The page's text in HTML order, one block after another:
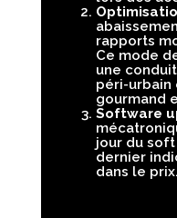
rapports
Ce mode
une
péri-urbain
gourmand
Software
jour du
dernier
dans le prix.